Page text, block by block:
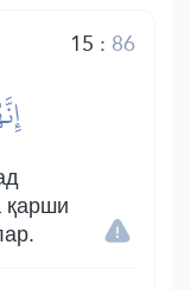
15 : 86
қарши